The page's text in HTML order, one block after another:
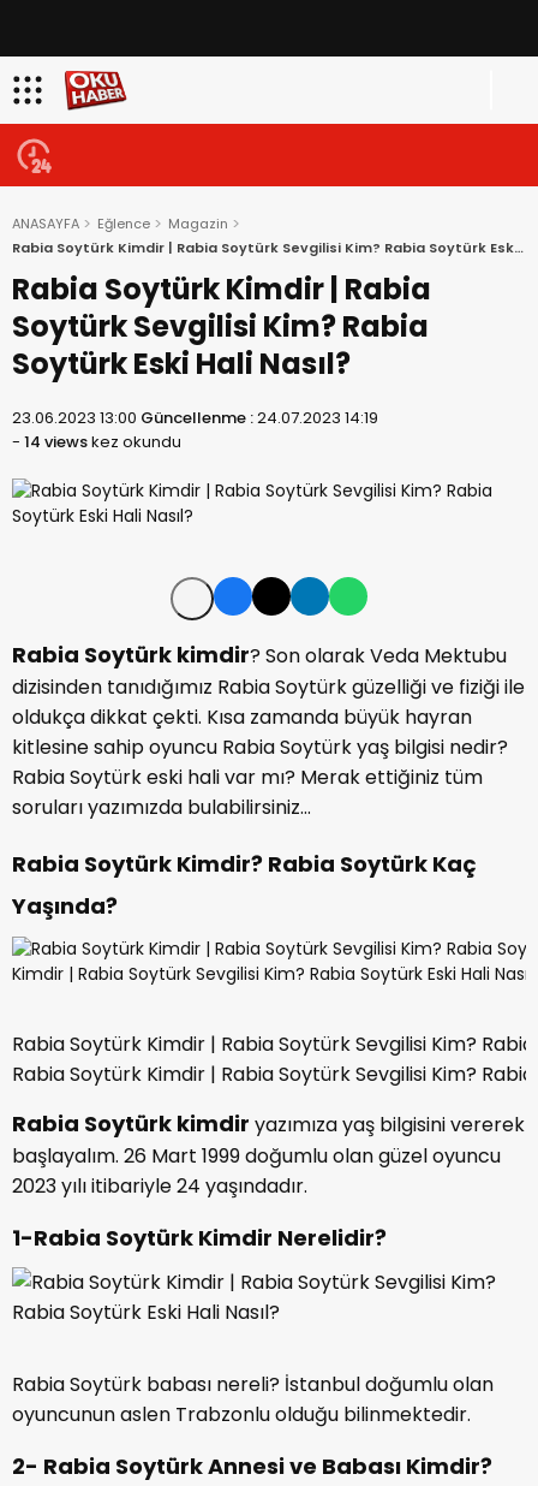
ANASAYFA Eğlence
Magazin
Rabia Soytürk Kimdir | Rabia Soytürk Sevgilisi Kim? Rabia Soytürk Eski
Hali Nasıl?
Rabia Soytürk Kimdir | Rabia
Soytürk Sevgilisi Kim? Rabia
Soytürk Eski Hali Nasıl?
23.06.2023 13:00 Güncellenme :24.07.2023 14:19
- 14 viewskez okundu
Rabia Soytürk kimdir? Son olarak Veda Mektubu
dizisinden tanıdığımız Rabia Soytürk güzelliği ve fiziği ile
oldukça dikkat çekti. Kısa zamanda büyük hayran
kitlesine sahip oyuncu Rabia Soytürk yaş bilgisi nedir?
Rabia Soytürk eski hali var mı? Merak ettiğiniz tüm
soruları yazımızda bulabilirsiniz…
Rabia Soytürk Kimdir? Rabia Soytürk Kaç
Yaşında?
Rabia Soytürk Kimdir | Rabia Soytürk Sevgilisi Kim? Rabia
Rabia Soytürk Kimdir | Rabia Soytürk Sevgilisi Kim? Rabia
Rabia Soytürk kimdir yazımıza yaş bilgisini vererek
başlayalım. 26 Mart 1999 doğumlu olan güzel oyuncu
2023 yılı itibariyle 24 yaşındadır.
1-Rabia Soytürk Kimdir Nerelidir?
Rabia Soytürk babası nereli? İstanbul doğumlu olan
oyuncunun aslen Trabzonlu olduğu bilinmektedir.
2- Rabia Soytürk Annesi ve Babası Kimdir?